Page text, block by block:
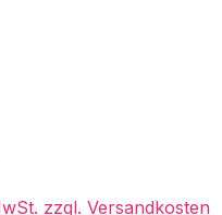
zzgl. Versandkosten